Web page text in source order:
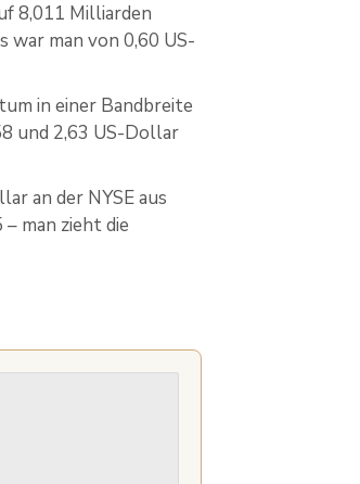
8,011 Milliarden
war man von 0,60 US-
in einer Bandbreite
und 2,63 US-Dollar
an der NYSE aus
man zieht die